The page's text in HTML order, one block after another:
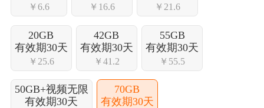
￥6.6 ￥16.6 ￥21.6
20GB
有效期30天
￥25.6
42GB
有效期30天
￥41.2
55GB
有效期30天
￥55.5
50GB+视频无限
有效期30天
70GB
有效期30天